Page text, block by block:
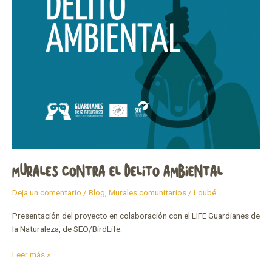
MURALES CONTRA EL DELITO AMBIENTAL
Deja un comentario / Blog, Murales comunitarios/ Loubé
Presentación del proyecto en colaboración con el LIFE Guardianes de
la Naturaleza, de SEO/BirdLife.
Leer más »